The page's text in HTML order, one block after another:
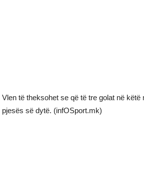
Vlen të theksohet se që të tre golat në këtë
pjesës së dytë. (infOSport.mk)